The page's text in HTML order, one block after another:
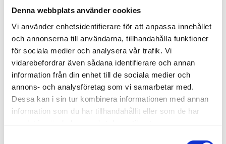
Denna webbplats använder cookies
Vi använder enhetsidentifierare för att anpassa innehållet
och annonserna till användarna, tillhandahålla funktioner
för sociala medier och analysera vår trafik. Vi
vidarebefordrar även sådana identifierare och annan
information från din enhet till de sociala medier och
annons- och analysföretag som vi samarbetar med.
Dessa kan i sin tur kombinera informationen med annan
information som du har tillhandahållit eller som de har
samlat in när du har använt deras tjänster.
Lägg till i favoriter
INFO KÖP
R
A
K
T
F
R
I
T
T
N
O
M
S
V
E
R
I
G R
A
K
T
F
R
I
T
T
N
O
M
S
V
E
R
I
G